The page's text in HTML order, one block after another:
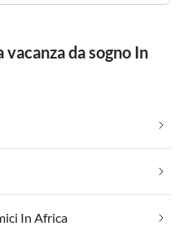
da sogno In
In Africa